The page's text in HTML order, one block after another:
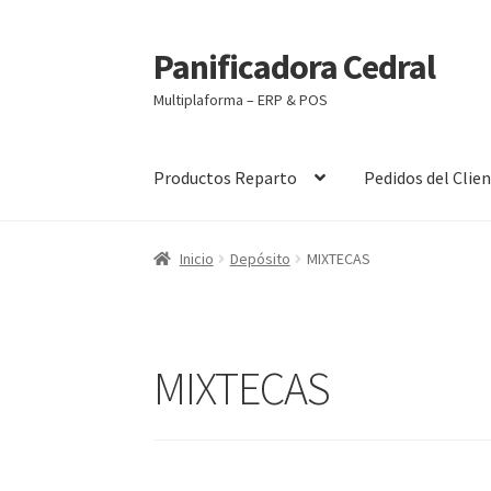
Ir
a
la
Ir
al
contenido
Panificadora Cedral
Multiplaforma – ERP & POS
Productos Reparto Pedidos del
Inicio Carrito Finalizar compra
Inicio Depósito MIXTECAS
MIXTECAS